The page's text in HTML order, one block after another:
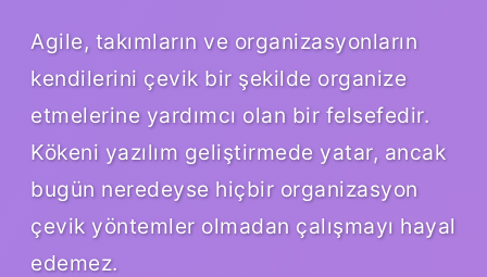
Agile, takımların ve organizasyonların
kendilerini çevik bir şekilde organize
etmelerine yardımcı olan bir felsefedir.
Kökeni yazılım geliştirmede yatar, ancak
bugün neredeyse hiçbir organizasyon
çevik yöntemler olmadan çalışmayı hayal
edemez.